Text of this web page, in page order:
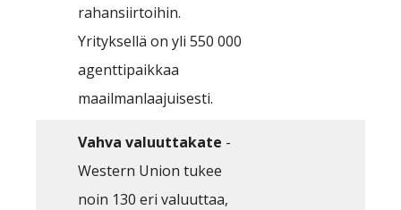
rahansiirtoihin.
Yrityksellä on yli 550 000
agenttipaikkaa
maailmanlaajuisesti.
Vahva valuuttakate -
Western Union tukee
noin 130 eri valuuttaa,